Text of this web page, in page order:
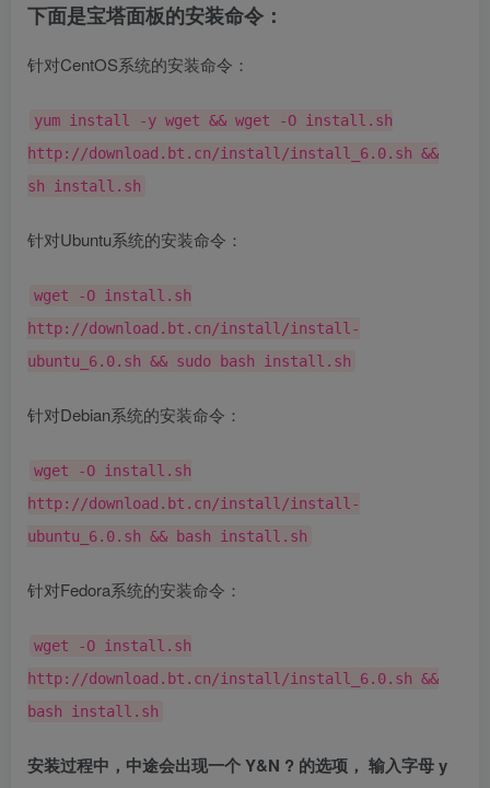
下面是宝塔面板的安装命令：
针对CentOS系统的安装命令：
yum install -y wget && wget -O install.sh
http://download.bt.cn/install/install_6.0.sh &&
sh install.sh
针对Ubuntu系统的安装命令：
wget -O install.sh
http://download.bt.cn/install/install-
ubuntu_6.0.sh && sudo bash install.sh
针对Debian系统的安装命令：
wget -O install.sh
http://download.bt.cn/install/install-
ubuntu_6.0.sh && bash install.sh
针对Fedora系统的安装命令：
wget -O install.sh
http://download.bt.cn/install/install_6.0.sh &&
bash install.sh
安装过程中，中途会出现一个 Y&N ? 的选项， 输入字母 y